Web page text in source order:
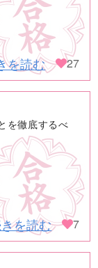
を読む 27
を徹底するべ
を読む 7